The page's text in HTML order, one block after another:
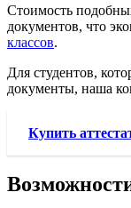
Стоимость
документов, что
классов.
Для студентов,
документы, наша
Купить